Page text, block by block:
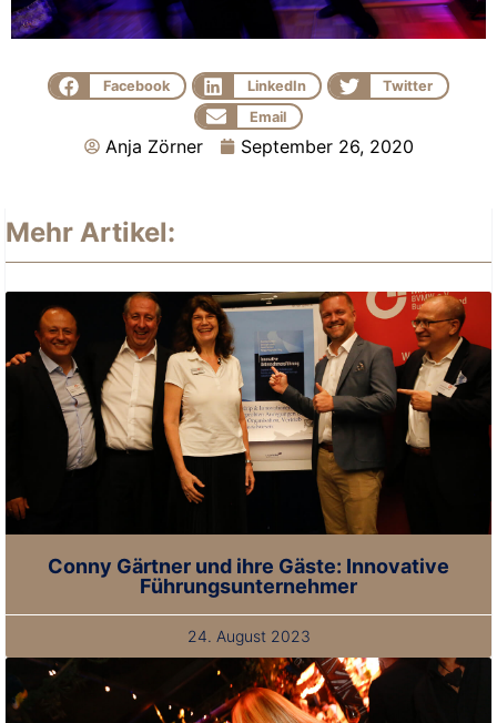
Facebook LinkedIn
Twitter
Email
Anja Zörner September 26, 2020
Mehr Artikel:
Conny Gärtner und ihre Gäste: Innovative
Führungsunternehmer
24. August 2023